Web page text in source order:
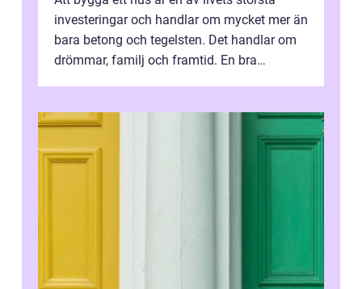
investeringar och handlar om mycket mer än
bara betong och tegelsten. Det handlar om
drömmar, familj och framtid. En bra